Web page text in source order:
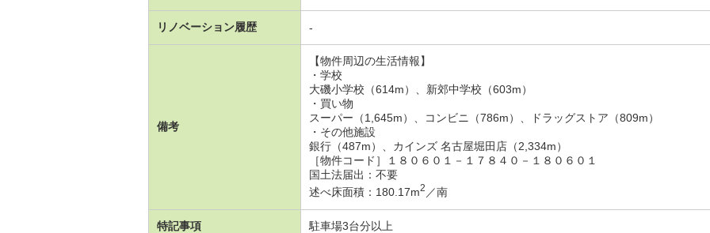
リノベーション履歴 -
備考
【物件周辺の生活情報】
・学校
大磯小学校（614m）、新郊中学校（603m）
・買い物
スーパー（1,645m）、コンビニ（786m）、ドラッグストア（809m）
・その他施設
銀行（487m）、カインズ 名古屋堀田店（2,334m）
［物件コード］１８０６０１－１７８４０－１８０６０１
国土法届出：不要
述べ床面積：180.17m2 ／南
特記事項 駐車場3台分以上